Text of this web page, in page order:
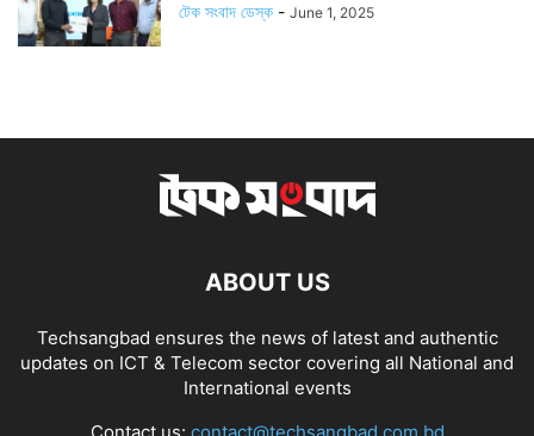
টেক সংবাদ ডেস্ক - June 1, 2025
ABOUT US
Techsangbad ensures the news of latest and authentic
updates on ICT & Telecom sector covering all National and
International events